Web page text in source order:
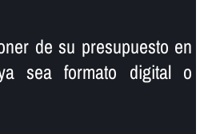
de su presupuesto en
sea formato digital o